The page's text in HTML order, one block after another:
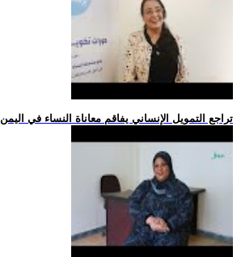
.. تراجع التمويل الإنساني يفاقم معاناة النساء في اليمن